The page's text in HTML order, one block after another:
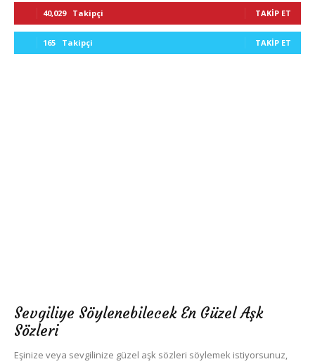
40,029 Takipçi TAKIP ET
165 Takipçi TAKIP ET
Sevgiliye Söylenebilecek En Güzel Aşk
Sözleri
Eşinize veya sevgilinize güzel aşk sözleri söylemek istiyorsunuz,